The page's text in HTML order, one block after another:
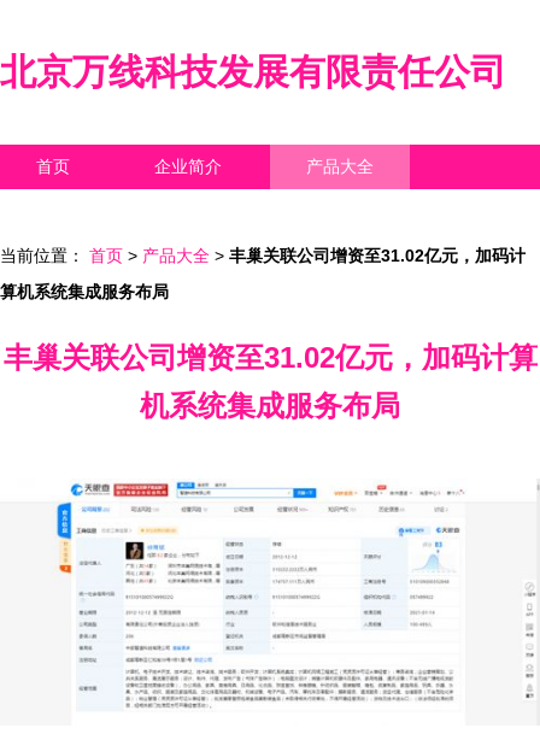
北京万线科技发展有限责任公司
首页 企业简介 产品大全
当前位置： 首页 > 产品大全 > 丰巢关联公司增资至31.02亿元，加码计
算机系统集成服务布局
丰巢关联公司增资至31.02亿元，加码计算
机系统集成服务布局